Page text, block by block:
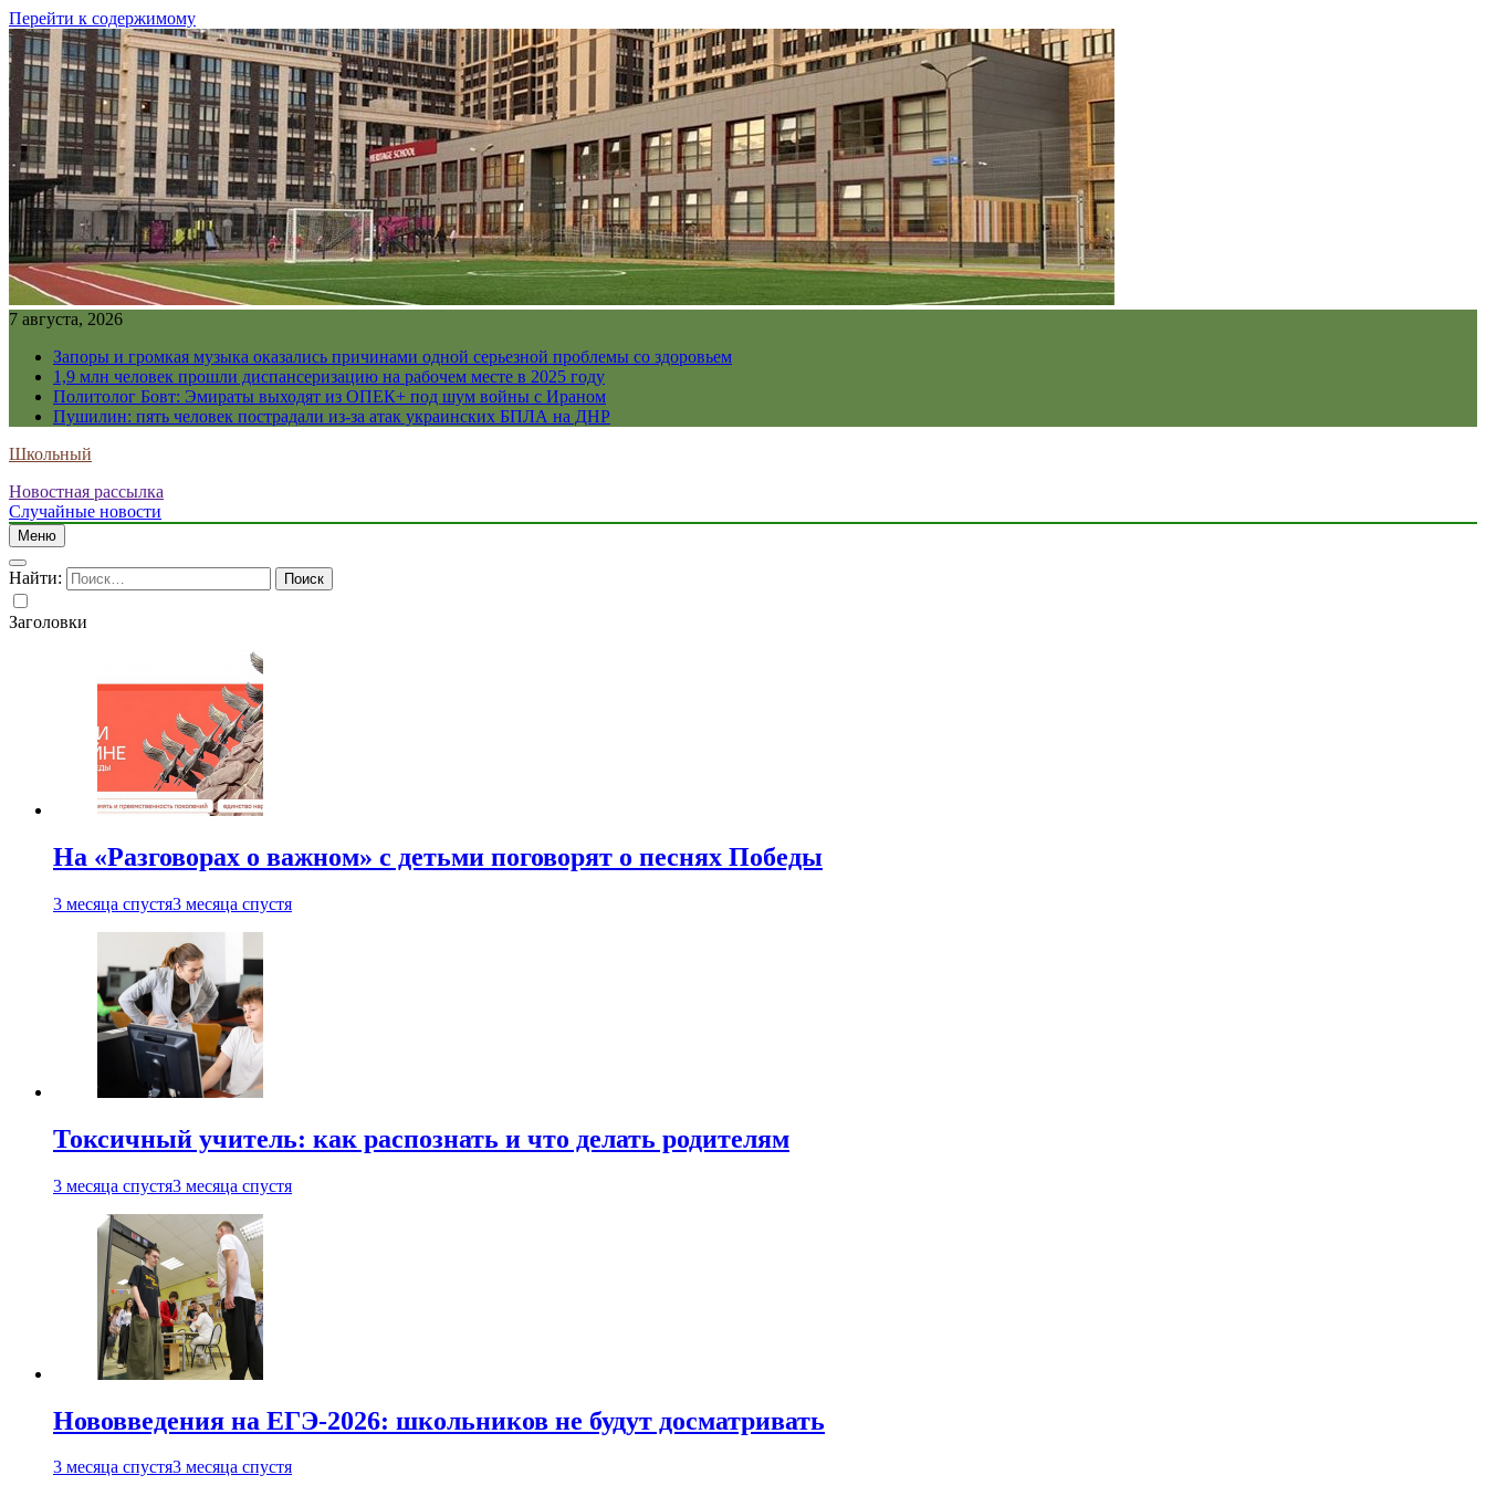
Перейти к содержимому
7 августа, 2026
Запоры и громкая музыка оказались причинами одной серьезной проблемы со здоровьем
1,9 млн человек прошли диспансеризацию на рабочем месте в 2025 году
Политолог Бовт: Эмираты выходят из ОПЕК+ под шум войны с Ираном
Пушилин: пять человек пострадали из-за атак украинских БПЛА на ДНР
Школьный
Новостная рассылка
Случайные новости
Меню
Найти:
Заголовки
На «Разговорах о важном» с детьми поговорят о песнях Победы
3 месяца спустя3 месяца спустя
Токсичный учитель: как распознать и что делать родителям
3 месяца спустя3 месяца спустя
Нововведения на ЕГЭ-2026: школьников не будут досматривать
3 месяца спустя3 месяца спустя